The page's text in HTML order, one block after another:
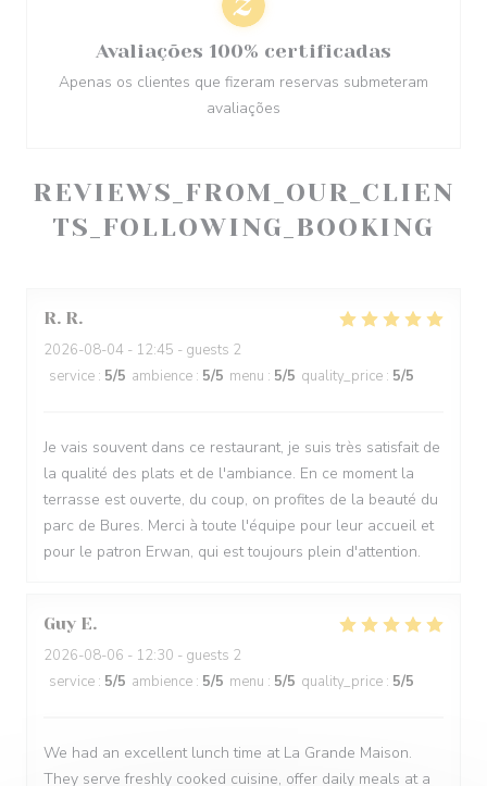
REVIEWS_FROM_OUR_CLIEN
TS_FOLLOWING_BOOKING
R. R
2026-08-04 - 12:45 - guests 2
service : 5/5 ambience : 5/5 menu : 5/5 quality_price : 5/5
Je vais souvent dans ce restaurant, je suis très satisfait de
la qualité des plats et de l'ambiance. En ce moment la
terrasse est ouverte, du coup, on profites de la beauté du
parc de Bures. Merci à toute l'équipe pour leur accueil et
pour le patron Erwan, qui est toujours plein d'attention.
Guy E
2026-08-06 - 12:30 - guests 2
service : 5/5 ambience : 5/5 menu : 5/5 quality_price : 5/5
We had an excellent lunch time at La Grande Maison.
They serve freshly cooked cuisine, offer daily meals at a
Avaliações 100% certificadas
Apenas os clientes que fizeram reservas submeteram
avaliações